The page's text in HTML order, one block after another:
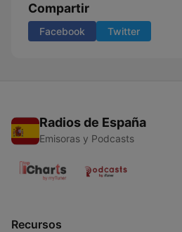
Compartir
Facebook Twitter
Radios de España
Emisoras y Podcasts
Recursos